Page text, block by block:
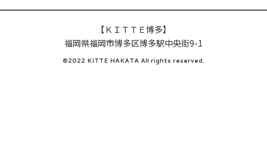
【ＫＩＴＴＥ博多】
福岡県福岡市博多区博多駅中央街9-1
©2022 KITTE HAKATA All rights reserved.